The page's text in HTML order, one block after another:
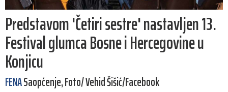
Predstavom 'Četiri sestre' nastavljen 13.
Festival glumca Bosne i Hercegovine u
Konjicu
FENASaopćenje, Foto/ Vehid Šišić/Facebook